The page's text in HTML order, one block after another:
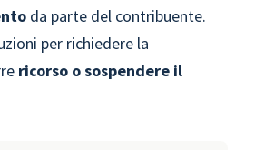
da parte del contribuente.
per richiedere la
ricorso o sospendere il